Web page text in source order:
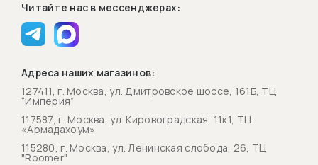
Читайте нас в мессенджерах:
Адреса наших магазинов:
127411, г. Москва, ул. Дмитровское шоссе, 161Б, ТЦ
“Империя”
117587, г. Москва, ул. Кировоградская, 11к1, ТЦ
«Армадахоум»
115280, г. Москва, ул. Ленинская слобода, 26, ТЦ
"Roomer"